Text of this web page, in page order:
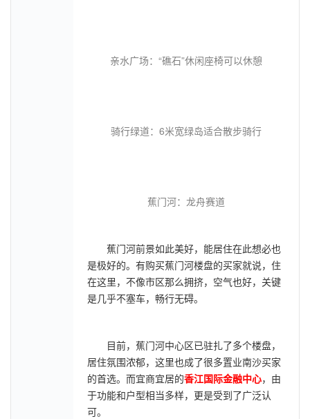
亲水广场：“礁石”休闲座椅可以休憩
骑行绿道：6米宽绿岛适合散步骑行
蕉门河：龙舟赛道
蕉门河前景如此美好，能居住在此想必也
是极好的。有购买蕉门河楼盘的买家就说，住
在这里，不像市区那么拥挤，空气也好，关键
是几乎不塞车，畅行无碍。
目前，蕉门河中心区已驻扎了多个楼盘，
居住氛围浓郁，这里也成了很多置业南沙买家
的首选。而宜商宜居的香江国际金融中心，由
于功能和户型相当多样，更是受到了广泛认
可。